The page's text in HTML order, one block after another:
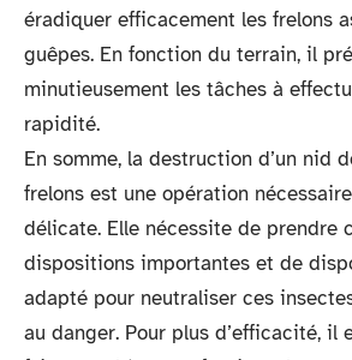
éradiquer efficacement les frelons
guêpes. En fonction du terrain, il
minutieusement les tâches à
rapidité.
En somme, la destruction d’un nid
frelons est une opération
délicate. Elle nécessite de prendre
dispositions importantes et de
adapté pour neutraliser ces
au danger. Pour plus d’efficacité, il